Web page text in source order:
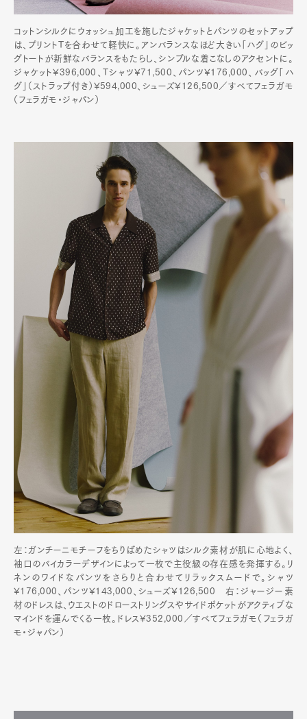
コットンシルクにウォッシュ加工を施したジャケットとパンツのセットアップ
は、プリントTを合わせて軽快に。アンバランスなほど大きい「ハグ」のビッ
グトートが新鮮なバランスをもたらし、シンプルな着こなしのアクセントに。
ジャケット¥396,000、Tシャツ¥71,500、パンツ¥176,000、バッグ「ハ
グ」（ストラップ付き）¥594,000、シューズ¥126,500／すべてフェラガモ
（フェラガモ・ジャパン）
左：ガンチーニモチーフをちりばめたシャツはシルク素材が肌に心地よく、
袖口のバイカラーデザインによって一枚で主役級の存在感を発揮する。リ
ネンのワイドなパンツをさらりと合わせてリラックスムードで。シャツ
¥176,000、パンツ¥143,000、シューズ¥126,500 右：ジャージー素
材のドレスは、ウエストのドローストリングスやサイドポケットがアクティブな
マインドを運んでくる一枚。ドレス¥352,000／すべてフェラガモ（フェラガ
モ・ジャパン）